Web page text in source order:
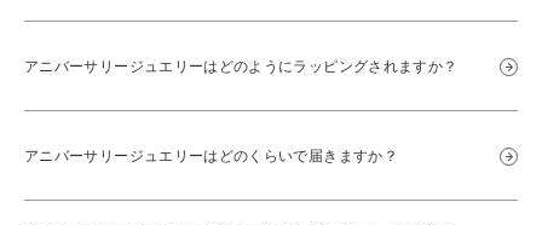
アニバーサリージュエリーはどのようにラッピングされますか？
アニバーサリージュエリーはどのくらいで届きますか？